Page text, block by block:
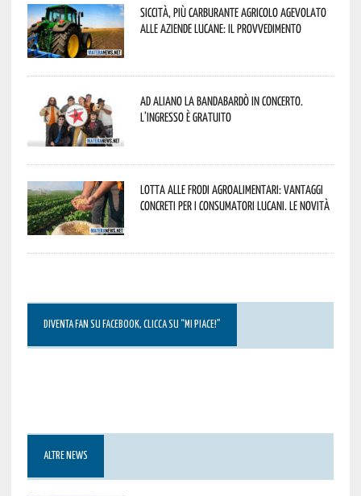
Siccità, più carburante agricolo agevolato
alle aziende lucane: il provvedimento
Ad Aliano la Bandabardò in concerto.
L’ingresso è gratuito
Lotta alle frodi agroalimentari: vantaggi
concreti per i consumatori lucani. Le novità
DIVENTA FAN SU FACEBOOK, CLICCA SU “MI PIACE!”
ALTRE NEWS